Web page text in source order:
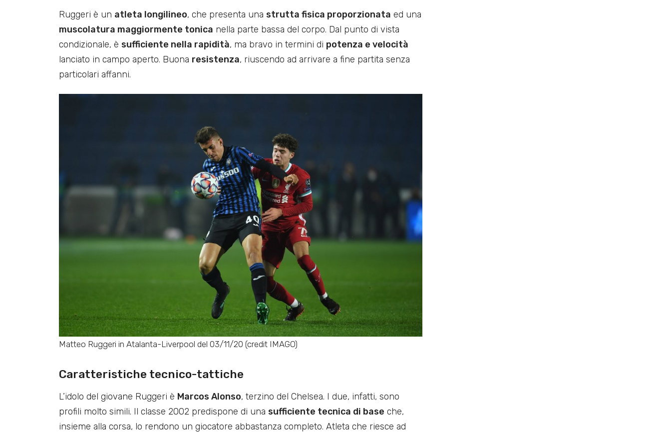
Ruggeri è un atleta longilineo, che presenta una strutta fisica proporzionata ed una
muscolatura maggiormente tonica nella parte bassa del corpo. Dal punto di vista
condizionale, è sufficiente nella rapidità, ma bravo in termini di potenza e velocità
lanciato in campo aperto. Buona resistenza, riuscendo ad arrivare a fine partita senza
particolari affanni.
Matteo Ruggeri in Atalanta-Liverpool del 03/11/20 (credit IMAGO)
Caratteristiche tecnico-tattiche
L’idolo del giovane Ruggeri è Marcos Alonso, terzino del Chelsea. I due, infatti, sono
profili molto simili. Il classe 2002 predispone di una sufficiente tecnica di base che,
insieme alla corsa, lo rendono un giocatore abbastanza completo. Atleta che riesce ad